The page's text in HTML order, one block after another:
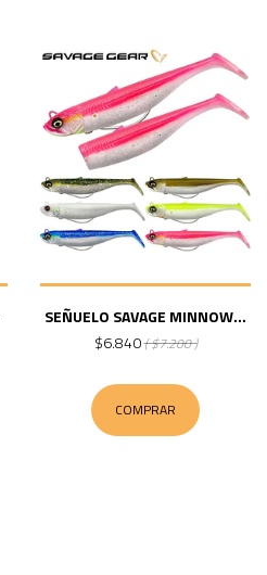
SEÑUELO SAVAGE MINNOW...
$6.840( $7.200 )
COMPRAR